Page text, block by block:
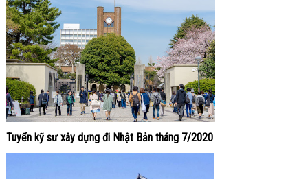
Tuyển kỹ sư xây dựng đi Nhật Bản tháng 7/2020